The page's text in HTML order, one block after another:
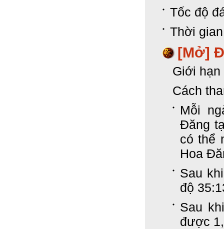
Tốc độ
Thời
[Mở]
Giới hạn
Cách
Mỗi
Đăng
có thể
Hoa
Sau
độ
Sau
được